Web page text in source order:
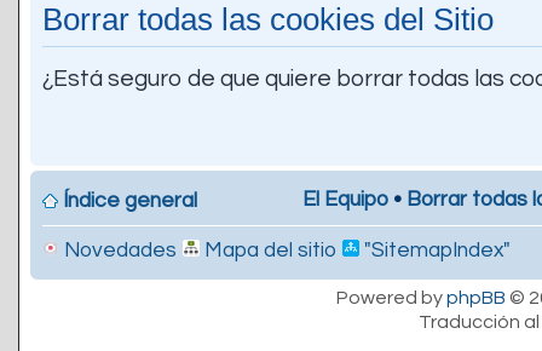
Borrar todas las cookies del Sitio
¿Está seguro de que quiere borrar todas las
Índice general El Equipo • Borrar todas
Novedades Mapa del sitio "SitemapIndex"
Powered byphpBB ©
Traducción